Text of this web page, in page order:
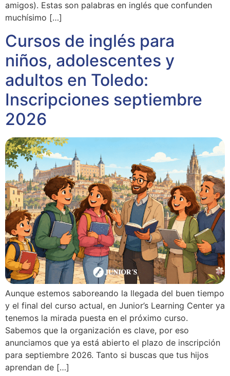
amigos). Estas son palabras en inglés que confunden
muchísimo […]
Cursos de inglés para
niños, adolescentes y
adultos en Toledo:
Inscripciones septiembre
2026
Aunque estemos saboreando la llegada del buen tiempo
y el final del curso actual, en Junior’s Learning Center ya
tenemos la mirada puesta en el próximo curso.
Sabemos que la organización es clave, por eso
anunciamos que ya está abierto el plazo de inscripción
para septiembre 2026. Tanto si buscas que tus hijos
aprendan de […]